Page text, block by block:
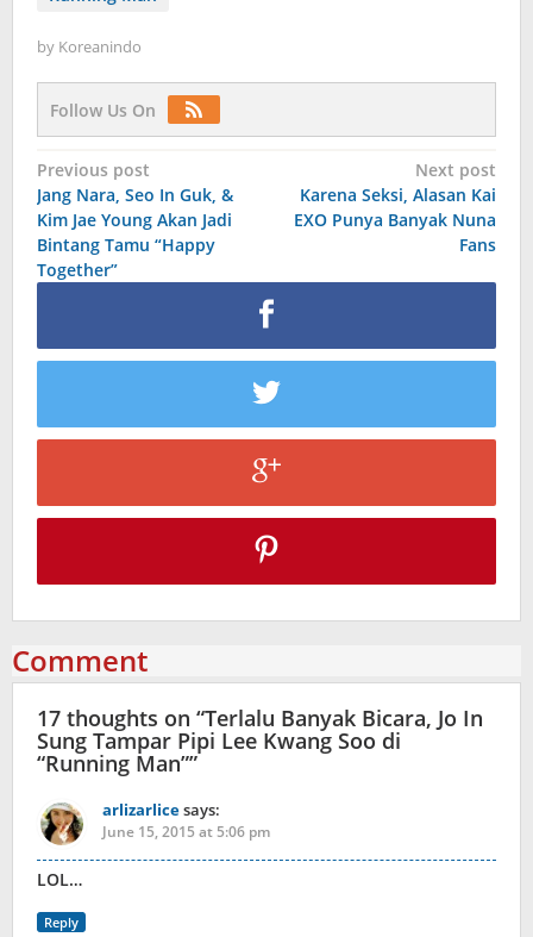
by Koreanindo
Follow Us On
Post
navigation
Previous post
Jang Nara, Seo In Guk, &
Kim Jae Young Akan Jadi
Bintang Tamu “Happy
Together”
Next post
Karena Seksi, Alasan Kai
EXO Punya Banyak Nuna
Fans
Comment
17 thoughts on “Terlalu Banyak Bicara, Jo In
Sung Tampar Pipi Lee Kwang Soo di
“Running Man””
arlizarlicesays:
June 15, 2015 at 5:06 pm
LOL…
Reply